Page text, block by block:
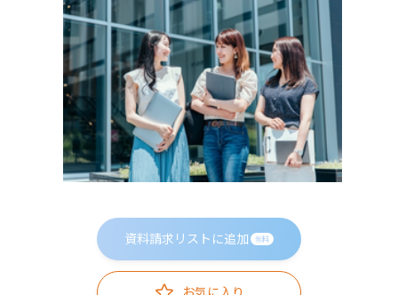
資料請求リストに追加 無料
お気に入り